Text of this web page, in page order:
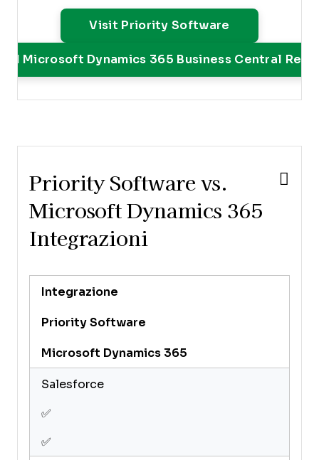
Data Export
Data Visualization
Integrations
Multi-Currency
Multi-User
Notifications
Order Management
Management
Resource
Scheduling
Supplier
Management
Scheduling/Tracking
Plugins/Add-Ons
Visit Priority Software
Microsoft Dynamics 365 Business Central
Priority Software vs.
Microsoft Dynamics 365
Integrazioni
Integrazione
Priority Software
Microsoft Dynamics 365
Salesforce
✅
✅